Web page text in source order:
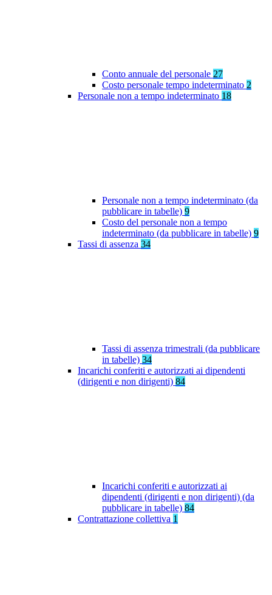
Conto annuale del personale 27
Costo personale tempo indeterminato 2
Personale non a tempo indeterminato 18
Personale non a tempo indeterminato (da
pubblicare in tabelle) 9
Costo del personale non a tempo
indeterminato (da pubblicare in tabelle) 9
Tassi di assenza 34
Tassi di assenza trimestrali (da pubblicare
in tabelle) 34
Incarichi conferiti e autorizzati ai dipendenti
(dirigenti e non dirigenti) 84
Incarichi conferiti e autorizzati ai
dipendenti (dirigenti e non dirigenti) (da
pubblicare in tabelle) 84
Contrattazione collettiva 1